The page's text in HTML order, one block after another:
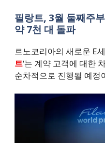
필랑트, 3월 둘째주
약 7천 대 돌파
르노코리아의 새로운 E
트‘는 계약 고객에 대한
순차적으로 진행될 예정